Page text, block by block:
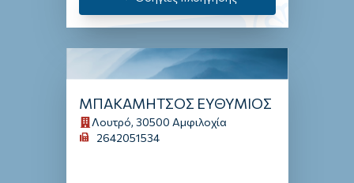
ΜΠΑΚΑΜΗΤΣΟΣ ΕΥΘΥΜΙΟΣ
Λουτρό, 30500 Αμφιλοχία
2642051534